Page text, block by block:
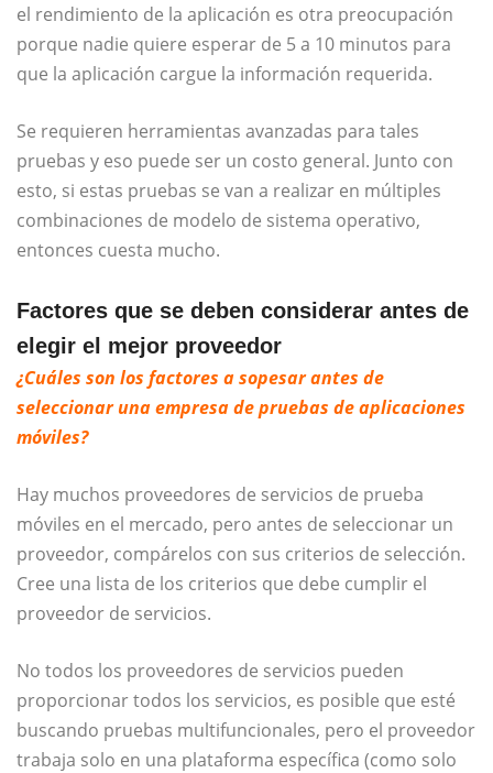
el rendimiento de la aplicación es otra preocupación
porque nadie quiere esperar de 5 a 10 minutos para
que la aplicación cargue la información requerida.
Se requieren herramientas avanzadas para tales
pruebas y eso puede ser un costo general. Junto con
esto, si estas pruebas se van a realizar en múltiples
combinaciones de modelo de sistema operativo,
entonces cuesta mucho.
Factores que se deben considerar antes de
elegir el mejor proveedor
¿Cuáles son los factores a sopesar antes de
seleccionar una empresa de pruebas de aplicaciones
móviles?
Hay muchos proveedores de servicios de prueba
móviles en el mercado, pero antes de seleccionar un
proveedor, compárelos con sus criterios de selección.
Cree una lista de los criterios que debe cumplir el
proveedor de servicios.
No todos los proveedores de servicios pueden
proporcionar todos los servicios, es posible que esté
buscando pruebas multifuncionales, pero el proveedor
trabaja solo en una plataforma específica (como solo